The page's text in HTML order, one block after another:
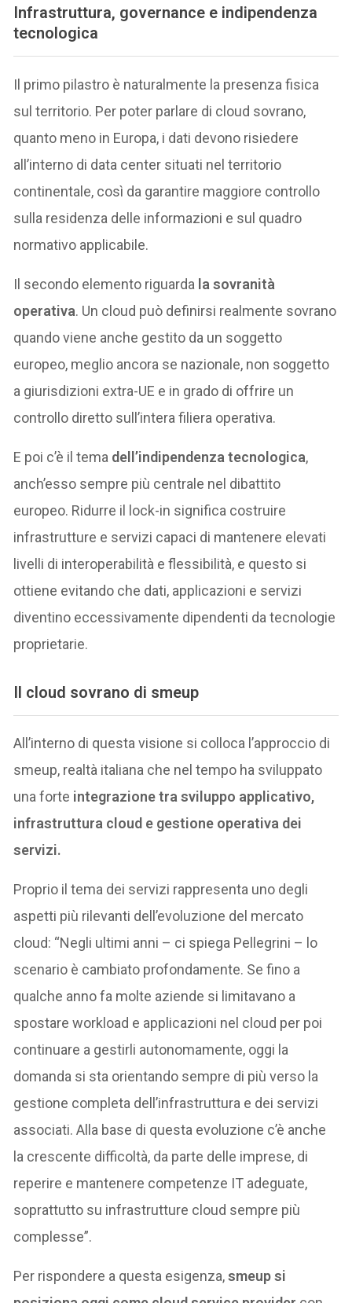
Infrastruttura, governance e indipendenza
tecnologica
Il primo pilastro è naturalmente la presenza fisica
sul territorio. Per poter parlare di cloud sovrano,
quanto meno in Europa, i dati devono risiedere
all’interno di data center situati nel territorio
continentale, così da garantire maggiore controllo
sulla residenza delle informazioni e sul quadro
normativo applicabile.
Il secondo elemento riguarda la sovranità
operativa. Un cloud può definirsi realmente sovrano
quando viene anche gestito da un soggetto
europeo, meglio ancora se nazionale, non soggetto
a giurisdizioni extra-UE e in grado di offrire un
controllo diretto sull’intera filiera operativa.
E poi c’è il tema dell’indipendenza tecnologica,
anch’esso sempre più centrale nel dibattito
europeo. Ridurre il lock-in significa costruire
infrastrutture e servizi capaci di mantenere elevati
livelli di interoperabilità e flessibilità, e questo si
ottiene evitando che dati, applicazioni e servizi
diventino eccessivamente dipendenti da tecnologie
proprietarie.
Il cloud sovrano di smeup
All’interno di questa visione si colloca l’approccio di
smeup, realtà italiana che nel tempo ha sviluppato
una forte integrazione tra sviluppo applicativo,
infrastruttura cloud e gestione operativa dei
servizi.
Proprio il tema dei servizi rappresenta uno degli
aspetti più rilevanti dell’evoluzione del mercato
cloud: “Negli ultimi anni – ci spiega Pellegrini – lo
scenario è cambiato profondamente. Se fino a
qualche anno fa molte aziende si limitavano a
spostare workload e applicazioni nel cloud per poi
continuare a gestirli autonomamente, oggi la
domanda si sta orientando sempre di più verso la
gestione completa dell’infrastruttura e dei servizi
associati. Alla base di questa evoluzione c’è anche
la crescente difficoltà, da parte delle imprese, di
reperire e mantenere competenze IT adeguate,
soprattutto su infrastrutture cloud sempre più
complesse”.
Per rispondere a questa esigenza,smeup si